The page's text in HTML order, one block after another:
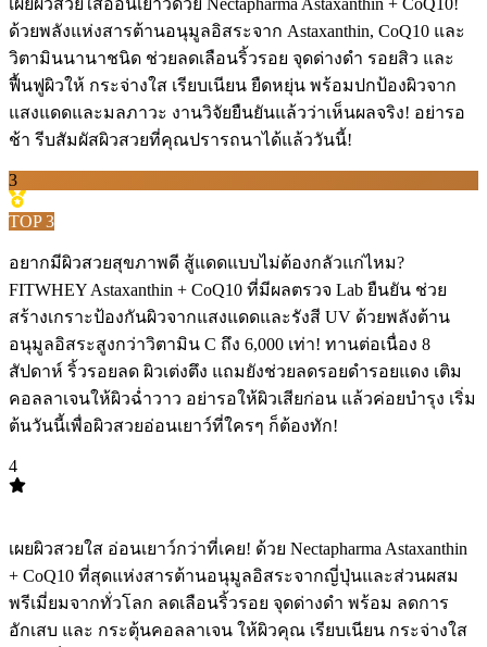
ด้วยพลังแห่งสารต้านอนุมูลอิสระจาก Astaxanthin, CoQ10 และ
วิตามินนานาชนิด ช่วยลดเลือนริ้วรอย จุดด่างดำ รอยสิว และ
ฟื้นฟูผิวให้ กระจ่างใส เรียบเนียน ยืดหยุ่น พร้อมปกป้องผิวจาก
แสงแดดและมลภาวะ งานวิจัยยืนยันแล้วว่าเห็นผลจริง! อย่ารอ
ช้า รีบสัมผัสผิวสวยที่คุณปรารถนาได้แล้ววันนี้!
3
TOP3
อยากมีผิวสวยสุขภาพดี สู้แดดแบบไม่ต้องกลัวแก่ไหม?
FITWHEY Astaxanthin + CoQ10 ที่มีผลตรวจ Lab ยืนยัน ช่วย
สร้างเกราะป้องกันผิวจากแสงแดดและรังสี UV ด้วยพลังต้าน
อนุมูลอิสระสูงกว่าวิตามิน C ถึง 6,000 เท่า! ทานต่อเนื่อง 8
สัปดาห์ ริ้วรอยลด ผิวเต่งตึง แถมยังช่วยลดรอยดำรอยแดง เติม
คอลลาเจนให้ผิวฉ่ำวาว อย่ารอให้ผิวเสียก่อน แล้วค่อยบำรุง เริ่ม
ต้นวันนี้เพื่อผิวสวยอ่อนเยาว์ที่ใครๆ ก็ต้องทัก!
4
เผยผิวสวยใส อ่อนเยาว์กว่าที่เคย! ด้วย Nectapharma Astaxanthin
+ CoQ10 ที่สุดแห่งสารต้านอนุมูลอิสระจากญี่ปุ่นและส่วนผสม
พรีเมี่ยมจากทั่วโลก ลดเลือนริ้วรอย จุดด่างดำ พร้อม ลดการ
อักเสบ และ กระตุ้นคอลลาเจน ให้ผิวคุณ เรียบเนียน กระจ่างใส